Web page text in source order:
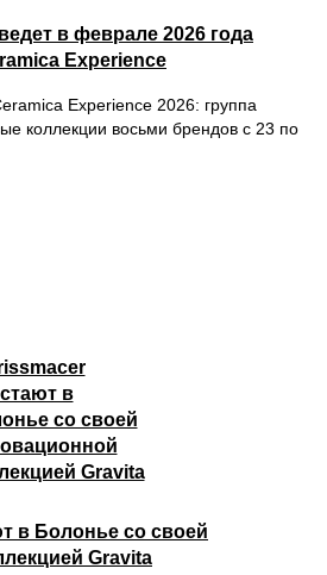
в феврале 2026 года
Experience
Experience 2026: группа
коллекции восьми брендов с 23 по
в Болонье со своей
Gravita